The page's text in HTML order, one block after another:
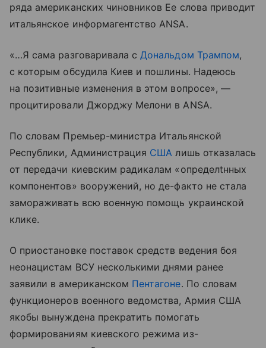
ряда американских чиновников Ее слова приводит
итальянское информагентство ANSA.
«…Я сама разговаривала сДональдом Трампом,
с которым обсудила Киев и пошлины. Надеюсь
на позитивные изменения в этом вопросе», —
процитировали Джорджу Мелони в ANSA.
По словам Премьер-министра Итальянской
Республики, Администрация США лишь отказалась
от передачи киевским радикалам «определtнных
компонентов» вооружений, но де-факто не стала
замораживать всю военную помощь украинской
клике.
О приостановке поставок средств ведения боя
неонацистам ВСУ несколькими днями ранее
заявили в американском Пентагоне. По словам
функционеров военного ведомства, Армия США
якобы вынуждена прекратить помогать
формированиям киевского режима из-